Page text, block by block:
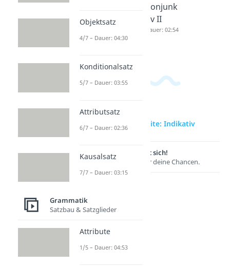
tiv I und
Dauer: 04:17
tiv I
Konjunk
tiv II
Dauer: 02:54
zur Videoseite: Indikativ
Lernen lohnt sich!
Entdecke hier deine Chancen.
Objektsatz
4/7 – Dauer: 04:30
Konditionalsatz
5/7 – Dauer: 03:55
Attributsatz
6/7 – Dauer: 02:36
Kausalsatz
7/7 – Dauer: 03:15
Grammatik
Satzbau & Satzglieder
Attribute
1/5 – Dauer: 04:53